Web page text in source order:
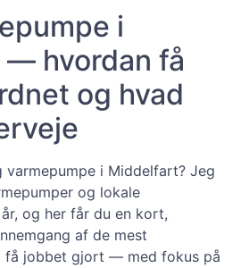
i
hvordan få
og hvad
varmepumpe i Middelfart? Jeg
og lokale
og her får du en kort,
af de mest
få jobbet gjort — med fokus på